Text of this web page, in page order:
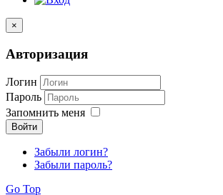
×
Авторизация
Логин
Пароль
Запомнить меня
Войти
Забыли логин?
Забыли пароль?
Go Top